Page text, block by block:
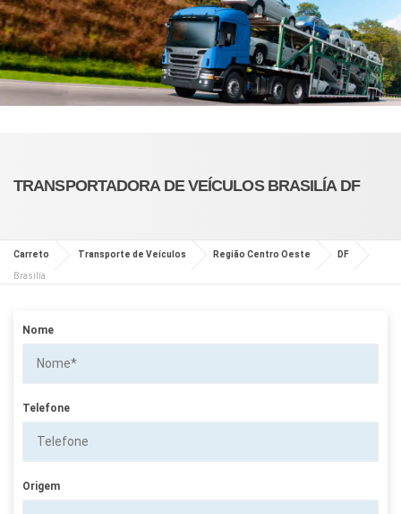
TRANSPORTADORA DE VEÍCULOS BRASILÍA DF
Carreto Transporte de Veículos Região Centro Oeste DF
Brasilía
Nome
Telefone
Origem